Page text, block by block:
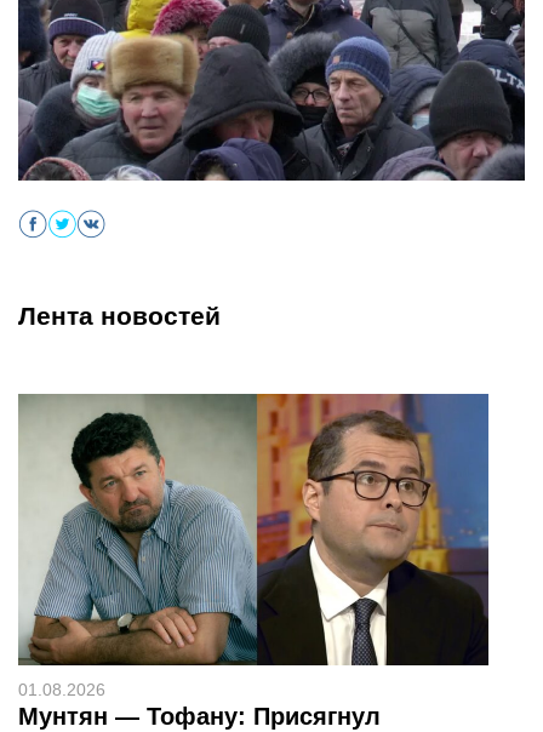
Лента новостей
01.08.2026
Мунтян — Тофану: Присягнул